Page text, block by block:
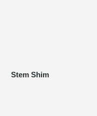
Stem Shim